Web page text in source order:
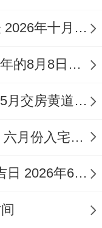
其注意，如子
进行重大投
三合局，适
2026年10月动土吉日一览表 2026年十月六日能动土吗
2026年的8月黄道吉日 2026年的8月8日是星期几
2026年5月收房吉日 2026年5月交房黄道吉日
六月份入宅黄道吉日2026年 六月份入宅黄道吉日查询
2026年7月适合动土的黄道吉日 2026年6月动土的黄道吉日